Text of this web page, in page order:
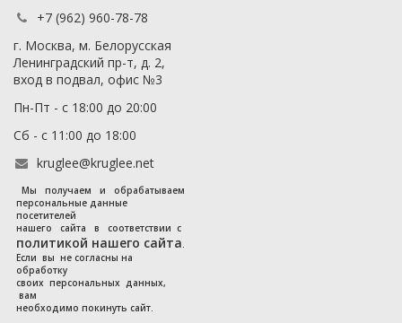
+7 (962) 960-78-78
г. Москва, м. Белорусская
Ленинградский пр-т, д. 2,
вход в подвал, офис №3
Пн-Пт - с 18:00 до 20:00
Сб - с 11:00 до 18:00
kruglee@kruglee.net
Мы получаем и обрабатываем
персональные данные
посетителей
нашего сайта в соответствии с
политикой нашего сайта.
Если вы не согласны на
обработку
своих персональных данных,
вам
необходимо покинуть сайт.